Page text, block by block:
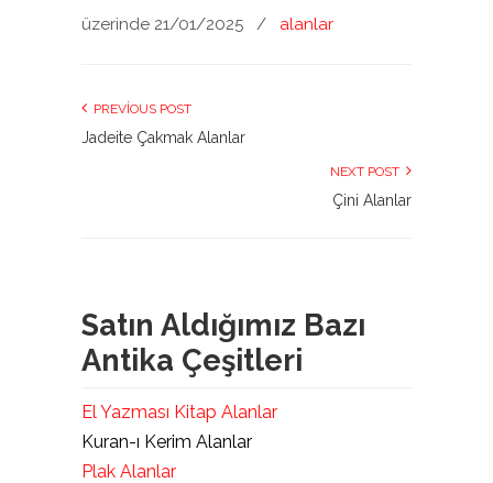
üzerinde 21/01/2025 / alanlar
PREVIOUS POST
Jadeite Çakmak Alanlar
NEXT POST
Çini Alanlar
Satın Aldığımız Bazı
Antika Çeşitleri
El Yazması Kitap Alanlar
Kuran-ı Kerim Alanlar
Plak Alanlar